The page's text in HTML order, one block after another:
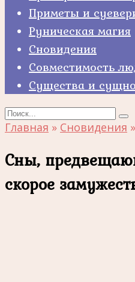
Приметы и
Руническая магия
Сновидения
Совместимость
Существа и
Search
for:
Главная » Сновидения »
Сны,
скорое